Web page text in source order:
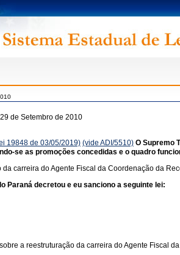
de Setembro de 2010
19848 de 03/05/2019) (vide ADI/5510) O Supremo
se as promoções concedidas e o quadro
da carreira do Agente Fiscal da Coordenação da
Paraná decretou e eu sanciono a seguinte lei:
a reestruturação da carreira do Agente Fiscal